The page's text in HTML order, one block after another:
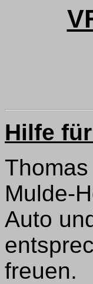
Hilfe
Mulde-
Auto
freuen.